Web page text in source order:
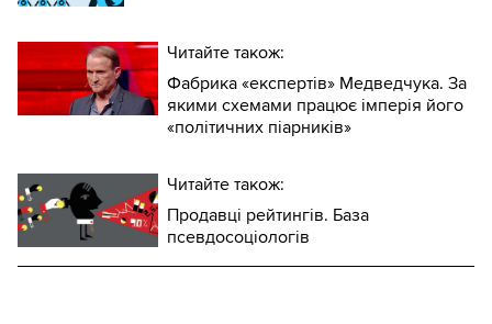
Читайте також:
Фабрика «експертів» Медведчука. За
якими схемами працює імперія його
«політичних піарників»
Читайте також:
Продавці рейтингів. База
псевдосоціологів